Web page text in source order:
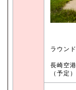
ラウン
長崎空
（予定）